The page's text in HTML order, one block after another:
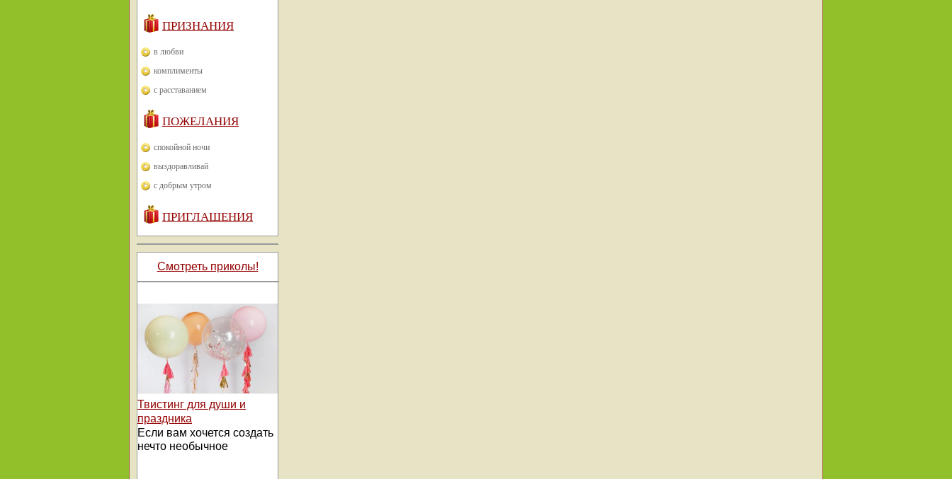
ПРИЗНАНИЯ
в любви
комплименты
с расставанием
ПОЖЕЛАНИЯ
спокойной ночи
выздоравливай
с добрым утром
ПРИГЛАШЕНИЯ
Смотреть приколы!
Твистинг для души и
праздника
Если вам хочется создать
нечто необычное